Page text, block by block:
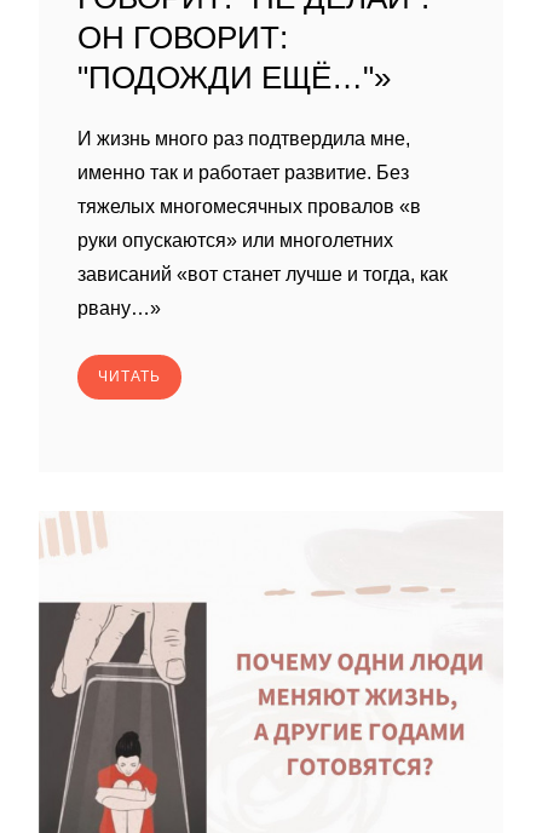
ОН ГОВОРИТ:
"ПОДОЖДИ ЕЩЁ…"»
И жизнь много раз подтвердила мне,
именно так и работает развитие. Без
тяжелых многомесячных провалов «в
руки опускаются» или многолетних
зависаний «вот станет лучше и тогда, как
рвану…»
ЧИТАТЬ